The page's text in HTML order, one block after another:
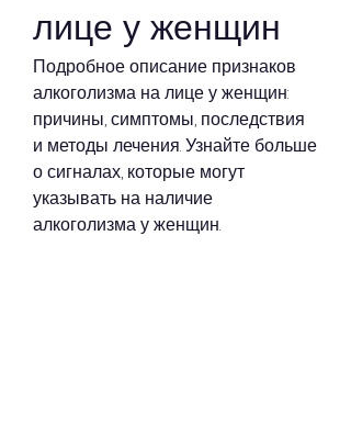
лице у женщин
Подробное описание признаков
алкоголизма на лице у женщин:
причины, симптомы, последствия
и методы лечения. Узнайте больше
о сигналах, которые могут
указывать на наличие
алкоголизма у женщин.